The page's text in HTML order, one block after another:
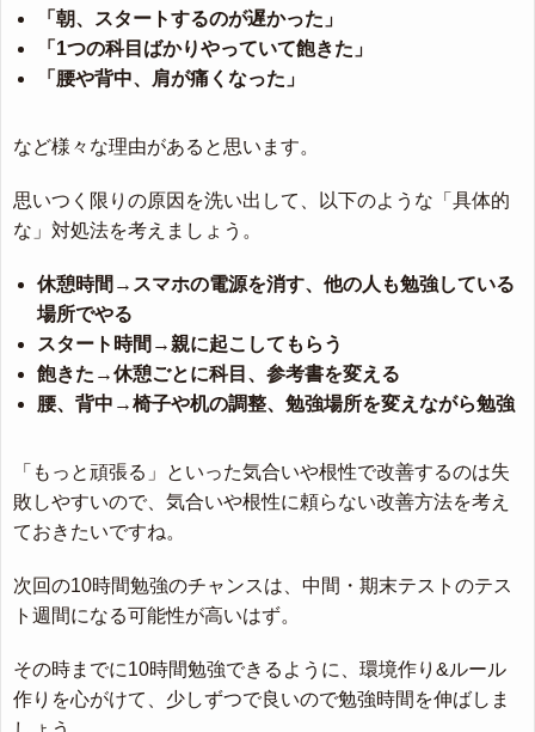
「朝、スタートするのが遅かった」
「1つの科目ばかりやっていて飽きた」
「腰や背中、肩が痛くなった」
など様々な理由があると思います。
思いつく限りの原因を洗い出して、以下のような「具体的
な」対処法を考えましょう。
休憩時間→スマホの電源を消す、他の人も勉強している
場所でやる
スタート時間→親に起こしてもらう
飽きた→休憩ごとに科目、参考書を変える
腰、背中→椅子や机の調整、勉強場所を変えながら勉強
「もっと頑張る」といった気合いや根性で改善するのは失
敗しやすいので、気合いや根性に頼らない改善方法を考え
ておきたいですね。
次回の10時間勉強のチャンスは、中間・期末テストのテス
ト週間になる可能性が高いはず。
その時までに10時間勉強できるように、環境作り&ルール
作りを心がけて、少しずつで良いので勉強時間を伸ばしま